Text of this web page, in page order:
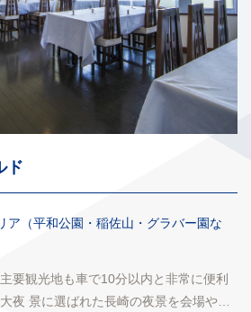
ド
ア（平和公園・稲佐山・グラバー園な
要観光地も車で10分以内と非常に便利
夜 景に選ばれた長崎の夜景を会場やお